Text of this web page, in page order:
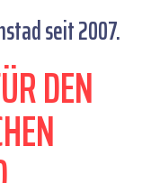
seit 2007.
DEN